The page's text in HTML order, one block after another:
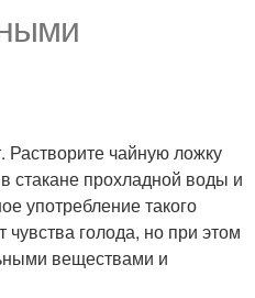
чайную ложку
стакане прохладной воды и
употребление такого
чувства голода, но при этом
веществами и